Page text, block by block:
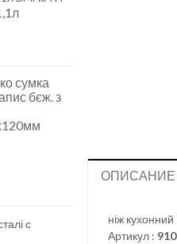
сумка
бєж. з
ОПИСАНИЕ
ніж кухонний
Артикул : 910